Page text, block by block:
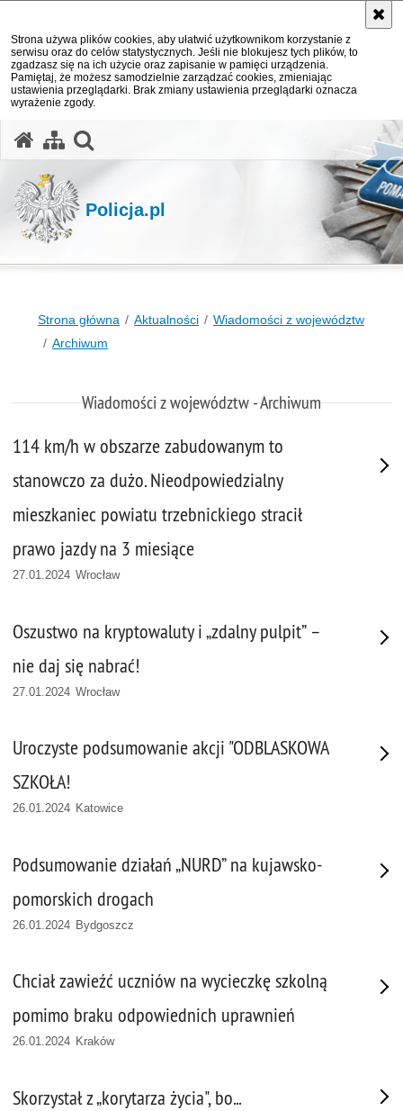
Strona używa plików cookies, aby ułatwić użytkownikom korzystanie z
serwisu oraz do celów statystycznych. Jeśli nie blokujesz tych plików, to
zgadzasz się na ich użycie oraz zapisanie w pamięci urządzenia.
Pamiętaj, że możesz samodzielnie zarządzać cookies, zmieniając
ustawienia przeglądarki. Brak zmiany ustawienia przeglądarki oznacza
wyrażenie zgody.
Policja.pl
Strona główna Aktualności
Wiadomości z województw
Archiwum
Wiadomości z województw - Archiwum
114 km/h w obszarze zabudowanym to
stanowczo za dużo. Nieodpowiedzialny
mieszkaniec powiatu trzebnickiego stracił
prawo jazdy na 3 miesiące
27.01.2024 Wrocław
Oszustwo na kryptowaluty i „zdalny pulpit” –
nie daj się nabrać!
27.01.2024 Wrocław
Uroczyste podsumowanie akcji "ODBLASKOWA
SZKOŁA!
26.01.2024 Katowice
Podsumowanie działań „NURD” na kujawsko-
pomorskich drogach
26.01.2024 Bydgoszcz
Chciał zawieźć uczniów na wycieczkę szkolną
pomimo braku odpowiednich uprawnień
26.01.2024 Kraków
Skorzystał z „korytarza życia", bo...